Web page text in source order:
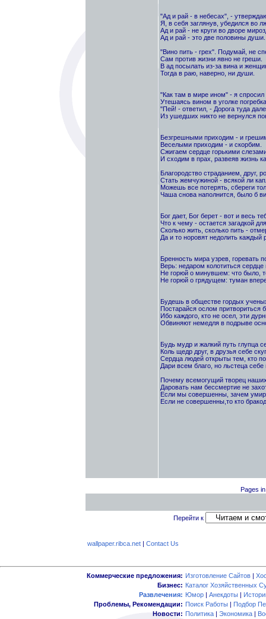
"Ад и рай - в небесах", -
Я, в себя заглянув, убедился во
Ад и рай - не круги во дворе
Ад и рай - это две половины души.
"Вино пить - грех". Подумай, не
Сам против жизни явно не греши.
В ад посылать из-за вина и
Тогда в раю, наверно, ни души.
"Как там в мире ином" - я спросил
Утешаясь вином в уголке
"Пей! - ответил, - Дорога туда
Из ушедших никто не вернулся
Безгрешными приходим - и
Веселыми приходим - и скорбим.
Сжигаем сердце горькими
И сходим в прах, развеяв жизнь
Благородство страданием, друг,
Стать жемчужиной - всякой ли
Можешь все потерять, сбереги
Чаша снова наполнится, было б
Бог дает, Бог берет - вот и весь
Что к чему - остается загадкой
Сколько жить, сколько пить -
Да и то норовят недолить каждый
Бренность мира узрев, горевать
Верь: недаром колотиться сердце
Не горюй о минувшем: что было,
Не горюй о грядущем: туман
Будешь в обществе гордых
Постарайся ослом притвориться
Ибо каждого, кто не осел, эти
Обвиняют немедля в подрыве
Будь мудр и жалкий путь глупца
Коль щедр друг, в друзья себе
Сердца людей открыты тем, кто
Дари всем благо, но льстеца
Почему всемогущий творец
Даровать нам бессмертие не
Если мы совершенны, зачем
Если не совершенны,то кто
Pages
Перейти к
wallpaper.ribca.net| Contact Us
Коммерческие предложения: Изготовление Сайтов |
Бизнес: Каталог Хозяйственных
Развлечения: Юмор | Анекдоты |
Проблемы, Рекомендации: Поиск Работы | Подбор
Новости: Политика | Экономика |